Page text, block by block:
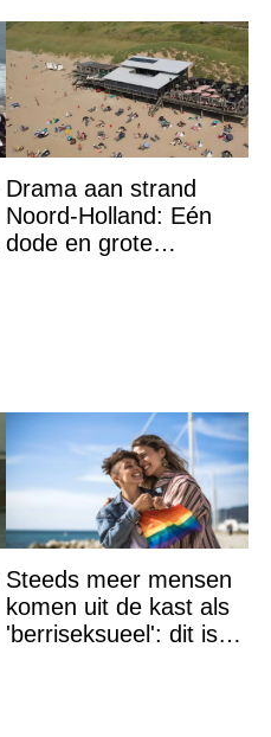
Drama aan strand
Noord-Holland: Eén
dode en grote
Steeds meer mensen
komen uit de kast als
'berriseksueel': dit is